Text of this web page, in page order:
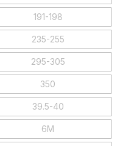
191-198
235-255
295-305
350
39.5-40
6M